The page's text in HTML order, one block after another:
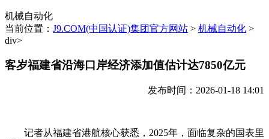
机械自动化
当前位置： J9.COM(中国认证)集团官方网站 > 机械自动化 >
div>
客岁福建省沿海口岸经济添加值估计达7850亿元
发布时间：2026-01-18 14:01
记者从福建省港航核心获悉，2025年，面临复杂的国表里